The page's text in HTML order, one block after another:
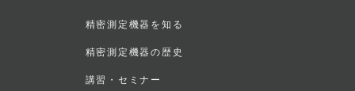
精密測定機器を知る
精密測定機器の歴史
講習・セミナー